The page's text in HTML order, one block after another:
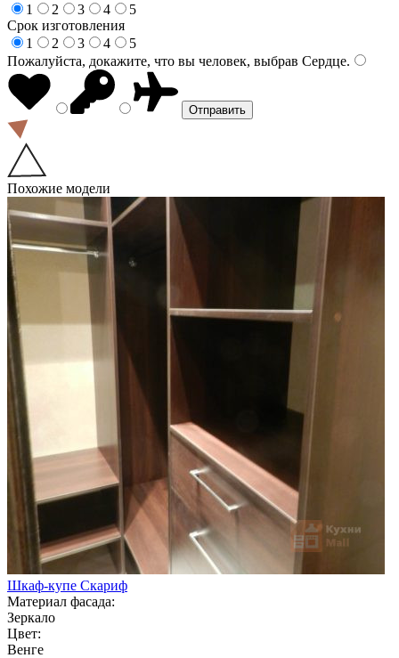
1
2 3 4
5
Срок изготовления
1
2 3 4
5
Пожалуйста, докажите, что вы человек, выбрав Сердце.
Похожие модели
Шкаф-купе Скариф
Материал фасада:
Зеркало
Цвет:
Венге